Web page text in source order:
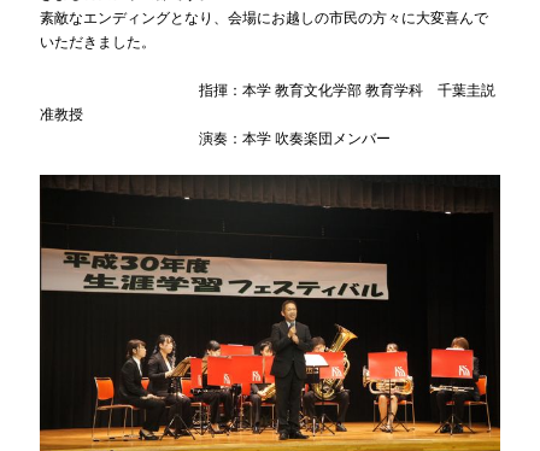
素敵なエンディングとなり、会場にお越しの市民の方々に大変喜んで
いただきました。
指揮：本学 教育文化学部 教育学科 千葉圭説
准教授
演奏：本学 吹奏楽団メンバー